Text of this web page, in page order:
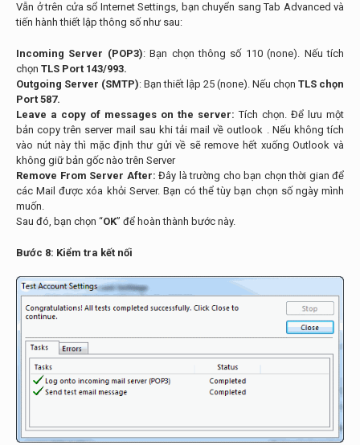
Vẫn ở trên cửa sổ Internet Settings, bạn chuyển sang Tab Advanced và
tiến hành thiết lập thông số như sau:
Incoming Server (POP3): Bạn chọn thông số 110 (none). Nếu tích
chọn TLS Port 143/993.
Outgoing Server (SMTP): Bạn thiết lập 25 (none). Nếu chọn TLS chọn
Port 587.
Leave a copy of messages on the server: Tích chọn. Để lưu một
bản copy trên server mail sau khi tải mail về outlook . Nếu không tích
vào nút này thì mặc định thư gửi về sẽ remove hết xuống Outlook và
không giữ bản gốc nào trên Server
Remove From Server After: Đây là trường cho bạn chọn thời gian để
các Mail được xóa khỏi Server. Bạn có thể tùy bạn chọn số ngày mình
muốn.
Sau đó, bạn chọn “OK” để hoàn thành bước này.
Bước 8: Kiểm tra kết nối